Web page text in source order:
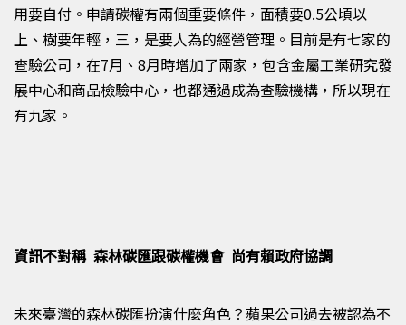
用要自付。申請碳權有兩個重要條件，面積要0.5公頃以
上、樹要年輕，三，是要人為的經營管理。目前是有七家的
查驗公司，在7月、8月時增加了兩家，包含金屬工業研究發
展中心和商品檢驗中心，也都通過成為查驗機構，所以現在
有九家。
資訊不對稱 森林碳匯跟碳權機會 尚有賴政府協調
未來臺灣的森林碳匯扮演什麼角色？蘋果公司過去被認為不